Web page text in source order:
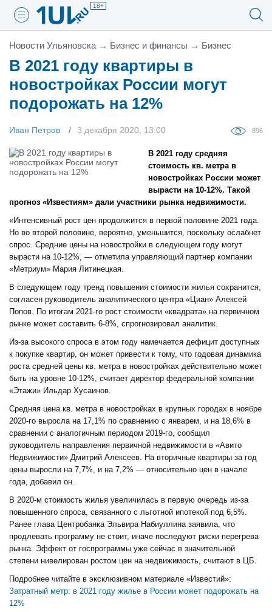
18+
Новости Ульяновска → Бизнес и финансы → Бизнес
В 2021 году квартиры в
новостройках России могут
подорожать на 12%
Иван Петров 3 декабря 2020, 13:00 896
В 2021 году средняя
стоимость кв. метра в
новостройках России может
вырасти на 10-12%. Такой
прогноз «Известиям» дали участники рынка недвижимости.
«Интенсивный рост цен продолжится в первой половине 2021 года.
Но во второй половине, вероятно, уменьшится, поскольку ослабнет
спрос. Средние цены на новостройки в следующем году могут
вырасти на 10-12%, — отметила управляющий партнер компании
«Метриум» Мария Литинецкая.
В следующем году тренд повышения стоимости жилья сохранится,
согласен руководитель аналитического центра «Циан» Алексей
Попов. По итогам 2021-го рост стоимости «квадрата» на первичном
рынке может составить 6-8%, спрогнозировал аналитик.
Из-за высокого спроса в этом году намечается дефицит доступных
к покупке квартир, он может привести к тому, что годовая динамика
роста средней цены кв. метра в новостройках действительно может
быть на уровне 10-12%, считает директор федеральной компании
«Этажи» Ильдар Хусаинов.
Средняя цена кв. метра в новостройках в крупных городах в ноябре
2020-го выросла на 17,1% по сравнению с январем, и на 18,6% в
сравнении с аналогичным периодом 2019-го, сообщил
руководитель направления первичной недвижимости в «Авито
Недвижимости» Дмитрий Алексеев. На вторичные квартиры за год
цены выросли на 7,7%, и на 7,2% — относительно цен в начале
года, добавил он.
В 2020-м стоимость жилья увеличилась в первую очередь из-за
повышенного спроса, связанного с льготной ипотекой под 6,5%.
Ранее глава Центробанка Эльвира Набиуллина заявила, что
продлевать программу не стоит, иначе последуют риски перегрева
рынка. Эффект от госпрограммы уже сейчас в значительной
степени нивелирован ростом цен на недвижимость, считают в ЦБ.
Подробнее читайте в эксклюзивном материале «Известий»:
Затратный метр: в 2021 году жилье в России может подорожать на
12%